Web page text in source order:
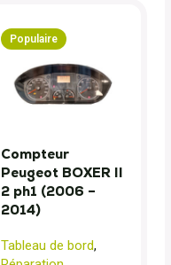
Populaire
Compteur
Peugeot BOXER II
2 ph1 (2006 –
2014)
Tableau de bord,